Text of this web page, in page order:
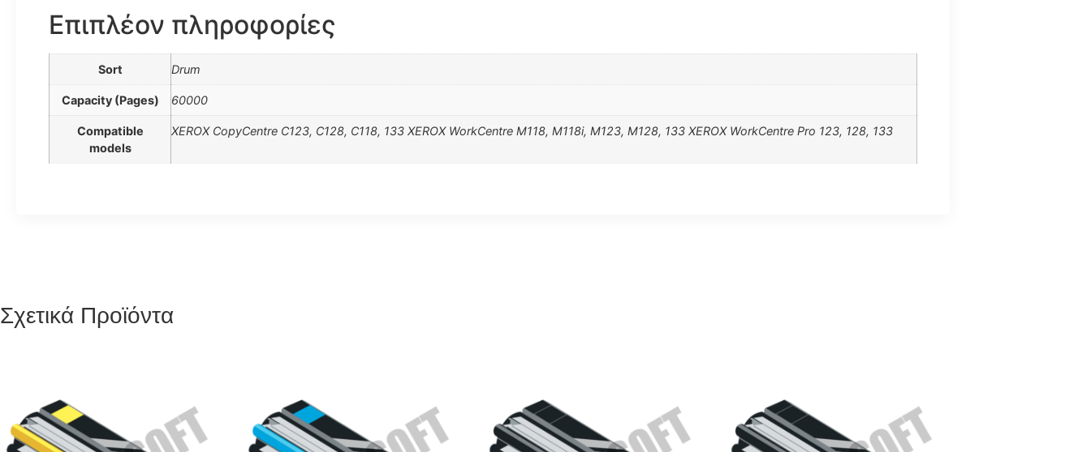
Επιπλέον πληροφορίες
Sort Drum
Capacity (Pages) 60000
Compatible
models
XEROX CopyCentre C123, C128, C118, 133 XEROX WorkCentre M118, M118i, M123, M128, 133 XEROX WorkCentre Pro 123, 128, 133
Σχετικά Προϊόντα